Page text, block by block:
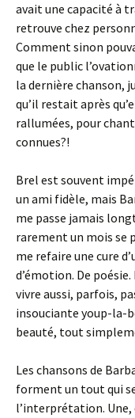
avait une capacité à
retrouve chez
Comment sinon
que le public
la dernière chanson,
qu’il restait après
rallumées, pour
connues?!
Brel est souvent
un ami fidèle, mais
me passe jamais
rarement un mois se
me refaire une cure
d’émotion. De
vivre aussi, parfois,
insouciante youp-la-
beauté, tout
Les chansons de
forment un tout qui
l’interprétation. Une,